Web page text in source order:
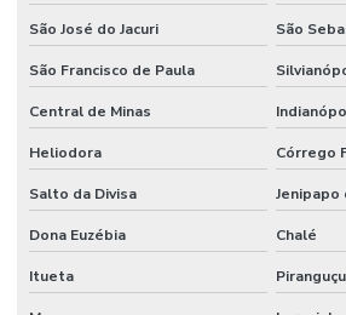
São José do Jacuri São
São Francisco de Paula
Central de Minas
Heliodora Córrego
Salto da Divisa Jenipapo
Dona Euzébia Chalé
Itueta Piranguçu